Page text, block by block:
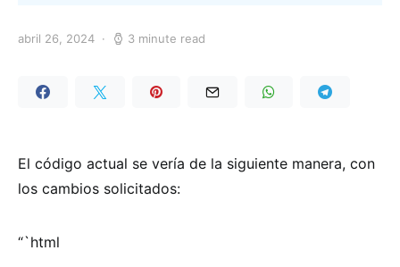
abril 26, 2024 3 minute read
El código actual se vería de la siguiente manera, con
los cambios solicitados:
“`html